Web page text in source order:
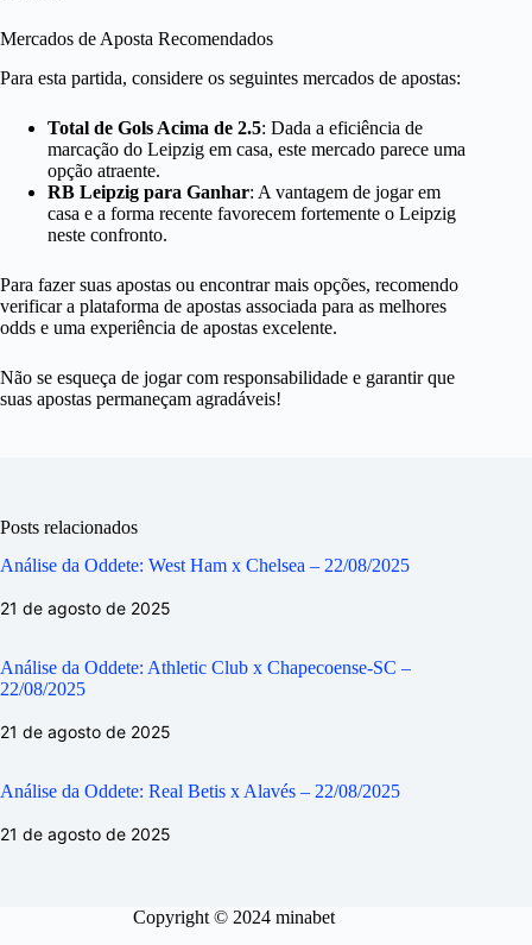
Mercados de Aposta Recomendados
Para esta partida, considere os seguintes mercados de apostas:
Total de Gols Acima de 2.5: Dada a eficiência de
marcação do Leipzig em casa, este mercado parece uma
opção atraente.
RB Leipzig para Ganhar: A vantagem de jogar em
casa e a forma recente favorecem fortemente o Leipzig
neste confronto.
Para fazer suas apostas ou encontrar mais opções, recomendo
verificar a plataforma de apostas associada para as melhores
odds e uma experiência de apostas excelente.
Não se esqueça de jogar com responsabilidade e garantir que
suas apostas permaneçam agradáveis!
Posts relacionados
Análise da Oddete: West Ham x Chelsea – 22/08/2025
21 de agosto de 2025
Análise da Oddete: Athletic Club x Chapecoense-SC –
22/08/2025
21 de agosto de 2025
Análise da Oddete: Real Betis x Alavés – 22/08/2025
21 de agosto de 2025
Copyright © 2024 minabet